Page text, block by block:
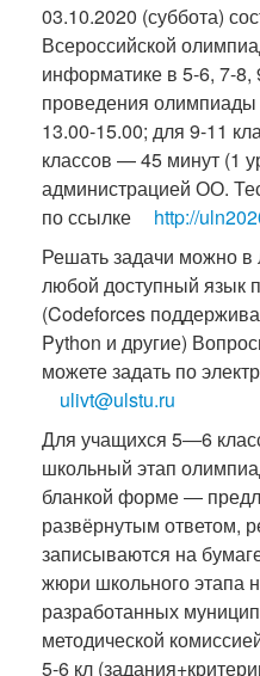
03.10.2020 (суббота)
Всероссийской
информатике в 5-6, 7-8,
проведения олимпиады
13.00-15.00; для 9-11
классов — 45 минут (1
администрацией ОО.
по ссылке
http://
Решать задачи можно в
любой доступный язык
(Codeforces
Python и другие)
можете задать по
ulivt@ulstu.ru
Для учащихся 5―6
школьный этап
бланкой форме ―
развёрнутым ответом,
записываются на
жюри школьного этапа
разработанных
методической
5-6 кл